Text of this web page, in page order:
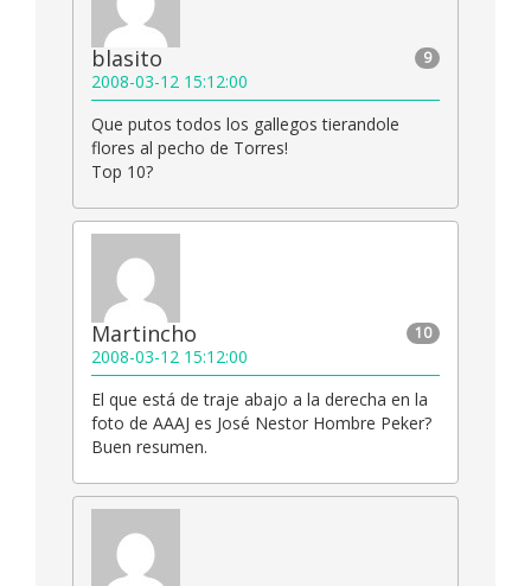
9
blasito
2008-03-12 15:12:00
Que putos todos los gallegos tierandole
flores al pecho de Torres!
Top 10?
10
Martincho
2008-03-12 15:12:00
El que está de traje abajo a la derecha en la
foto de AAAJ es José Nestor Hombre Peker?
Buen resumen.